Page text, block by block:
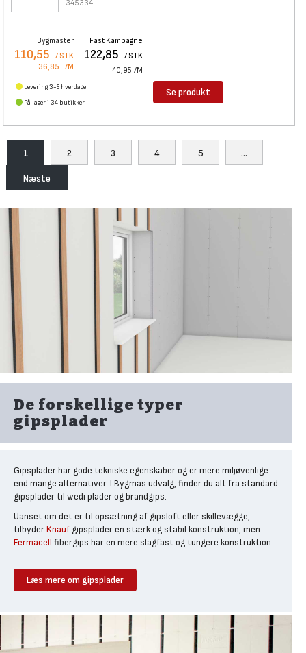
345334
Bygmaster
110,55 / STK
36,85 /M
Fast Kampagne
122,85 / STK
40,95 /M
Levering 3-5 hverdage
På lager i 34 butikker
Se produkt
1 2 3 4 5 ...
Næste
De forskellige typer
gipsplader
Gipsplader har gode tekniske egenskaber og er mere miljøvenlige
end mange alternativer. I Bygmas udvalg, finder du alt fra standard
gipsplader til wedi plader og brandgips.
Uanset om det er til opsætning af gipsloft eller skillevægge,
tilbyderKnaufgipsplader en stærk og stabil konstruktion, men
Fermacell fibergips har en mere slagfast og tungere konstruktion.
Standard gipsplader til loft og
Standard gipsplader
er opbygget af en gipskerne omgivet af
karton, hvilket giver pladen styrke og en jævn overflade, som gør
Læs mere om gipsplader